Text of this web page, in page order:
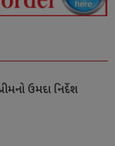
ઉમદા નિર્દેશ